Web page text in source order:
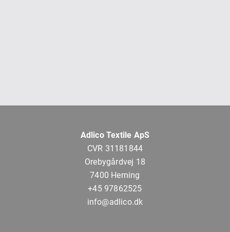
Adlico Textile ApS
CVR 31181844
Orebygårdvej 18
7400 Herning
+45 97862525
info@adlico.dk